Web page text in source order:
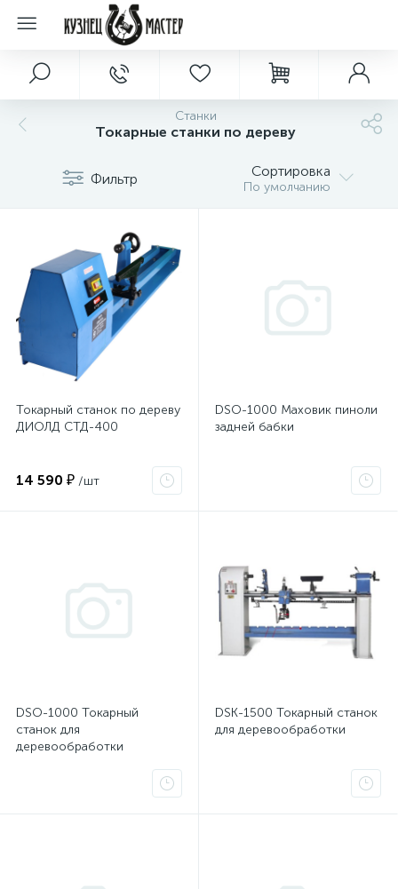
Станки
Токарные станки по дереву
Фильтр Сортировка
По умолчанию
Токарный станок по дереву
ДИОЛД СТД-400
14 590 ₽ /шт
DSO-1000 Маховик пиноли
задней бабки
DSO-1000 Токарный
станок для
деревообработки
DSK-1500 Токарный станок
для деревообработки